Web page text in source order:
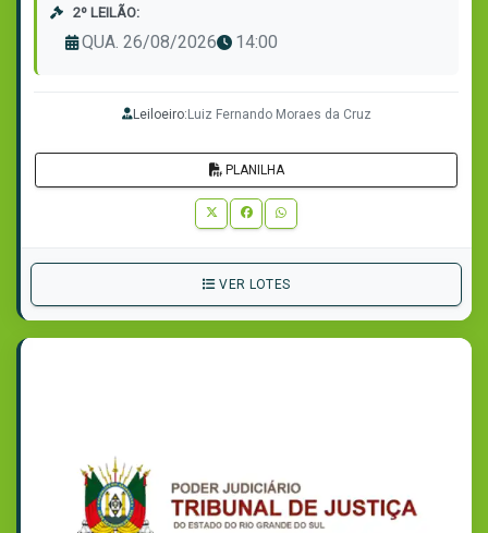
2º LEILÃO:
QUA. 26/08/2026 14:00
Leiloeiro:Luiz Fernando Moraes da Cruz
PLANILHA
VER LOTES